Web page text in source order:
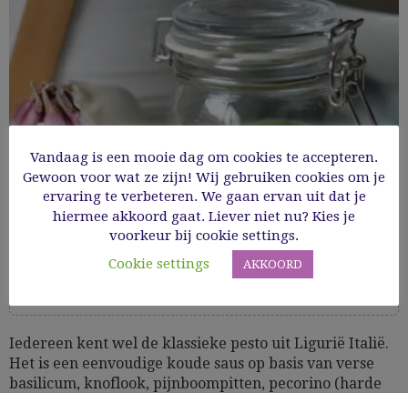
Daslookpesto
Gezond Glutenvrij
GV bijgerechten en basics
Iedereen kent wel de klassieke pesto uit Ligurië Italië.
Het is een eenvoudige koude saus op basis van verse
basilicum, knoflook, pijnboompitten, pecorino (harde
Vandaag is een mooie dag om cookies te accepteren.
Gewoon voor wat ze zijn! Wij gebruiken cookies om je
ervaring te verbeteren. We gaan ervan uit dat je
hiermee akkoord gaat. Liever niet nu? Kies je
voorkeur bij cookie settings.
Cookie settings
AKKOORD